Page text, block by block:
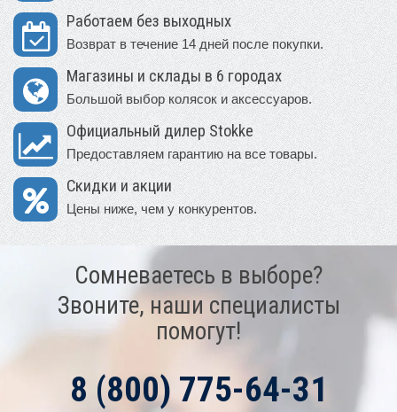
Работаем без выходных
Возврат в течение 14 дней после покупки.
Магазины и склады в 6 городах
Большой выбор колясок и аксессуаров.
Официальный дилер Stokke
Предоставляем гарантию на все товары.
Скидки и акции
Цены ниже, чем у конкурентов.
Сомневаетесь в выборе?
Звоните, наши специалисты
помогут!
8 (800) 775-64-31